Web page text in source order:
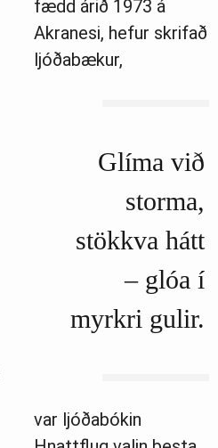
Glíma við
storma,
stökkva hátt
– glóa í
myrkri gulir.
fædd árið 1973 á
Akranesi, hefur skrifað
ljóðabækur,
var ljóðabókin